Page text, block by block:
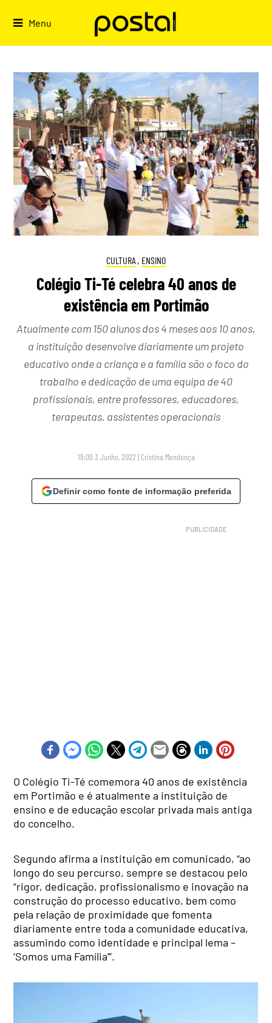
Menu
CULTURA , ENSINO
Colégio Ti-Té celebra 40 anos de
existência em Portimão
Atualmente com 150 alunos dos 4 meses aos 10 anos,
a instituição desenvolve diariamente um projeto
educativo onde a criança e a família são o foco do
trabalho e dedicação de uma equipa de 40
profissionais, entre professores, educadores,
terapeutas, assistentes operacionais
19:00 3 Junho, 2022 | Cristina Mendonça
Definir como fonte de informação preferida
O Colégio Ti-Té comemora 40 anos de existência
em Portimão e é atualmente a instituição de
ensino e de educação escolar privada mais antiga
do concelho.
Segundo afirma a instituição em comunicado, “ao
longo do seu percurso, sempre se destacou pelo
“rigor, dedicação, profissionalismo e inovação na
construção do processo educativo, bem como
pela relação de proximidade que fomenta
diariamente entre toda a comunidade educativa,
assumindo como identidade e principal lema –
‘Somos uma Família'”.